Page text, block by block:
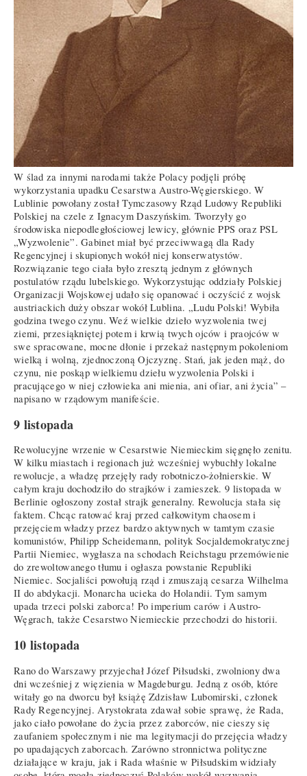
W ślad za innymi narodami także Polacy podjęli próbę
wykorzystania upadku Cesarstwa Austro-Węgierskiego. W
Lublinie powołany został Tymczasowy Rząd Ludowy Republiki
Polskiej na czele z Ignacym Daszyńskim. Tworzyły go
środowiska niepodległościowej lewicy, głównie PPS oraz PSL
„Wyzwolenie”. Gabinet miał być przeciwwagą dla Rady
Regencyjnej i skupionych wokół niej konserwatystów.
Rozwiązanie tego ciała było zresztą jednym z głównych
postulatów rządu lubelskiego. Wykorzystując oddziały Polskiej
Organizacji Wojskowej udało się opanować i oczyścić z wojsk
austriackich duży obszar wokół Lublina. „Ludu Polski! Wybiła
godzina twego czynu. Weź wielkie dzieło wyzwolenia twej
ziemi, przesiąkniętej potem i krwią twych ojców i praojców w
swe spracowane, mocne dłonie i przekaż następnym pokoleniom
wielką i wolną, zjednoczoną Ojczyznę. Stań, jak jeden mąż, do
czynu, nie poskąp wielkiemu dziełu wyzwolenia Polski i
pracującego w niej człowieka ani mienia, ani ofiar, ani życia” –
napisano w rządowym manifeście.
9 listopada
Rewolucyjne wrzenie w Cesarstwie Niemieckim sięgnęło zenitu.
W kilku miastach i regionach już wcześniej wybuchły lokalne
rewolucje, a władzę przejęły rady robotniczo-żołnierskie. W
całym kraju dochodziło do strajków i zamieszek. 9 listopada w
Berlinie ogłoszony został strajk generalny. Rewolucja stała się
faktem. Chcąc ratować kraj przed całkowitym chaosem i
przejęciem władzy przez bardzo aktywnych w tamtym czasie
komunistów, Philipp Scheidemann, polityk Socjaldemokratycznej
Partii Niemiec, wygłasza na schodach Reichstagu przemówienie
do zrewoltowanego tłumu i ogłasza powstanie Republiki
Niemiec. Socjaliści powołują rząd i zmuszają cesarza Wilhelma
II do abdykacji. Monarcha ucieka do Holandii. Tym samym
upada trzeci polski zaborca! Po imperium carów i Austro-
Węgrach, także Cesarstwo Niemieckie przechodzi do historii.
10 listopada
Rano do Warszawy przyjechał Józef Piłsudski, zwolniony dwa
dni wcześniej z więzienia w Magdeburgu. Jedną z osób, które
witały go na dworcu był książę Zdzisław Lubomirski, członek
Rady Regencyjnej. Arystokrata zdawał sobie sprawę, że Rada,
jako ciało powołane do życia przez zaborców, nie cieszy się
zaufaniem społecznym i nie ma legitymacji do przejęcia władzy
po upadających zaborcach. Zarówno stronnictwa polityczne
działające w kraju, jak i Rada właśnie w Piłsudskim widziały